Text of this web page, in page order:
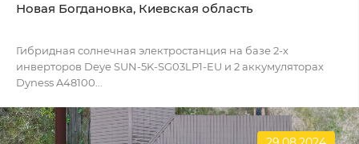
Новая Богдановка, Киевская область
Гибридная солнечная электростанция на базе 2-х
инверторов Deye SUN-5K-SG03LP1-EU и 2 аккумуляторах
Dyness A48100...